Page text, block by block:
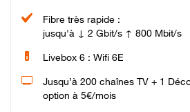
Fibre très rapide :
jusqu'à ↓ 2 Gbit/s ↑ 800 Mbit/s
Livebox 6 : Wifi 6E
Jusqu’à 200 chaînes TV + 1
option à 5€/mois